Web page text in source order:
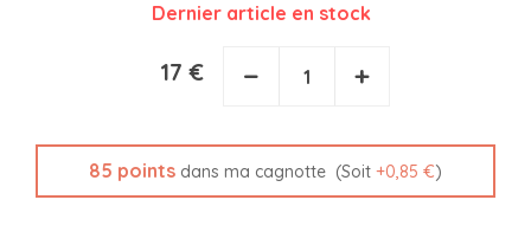
Dernier article en stock
17 € − +
85 points dans ma cagnotte (Soit +0,85 €)